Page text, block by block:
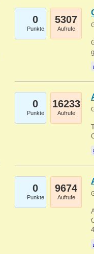
0
Punkte
5307
Aufrufe
0
Punkte
16233
Aufrufe
0
Punkte
9674
Aufrufe